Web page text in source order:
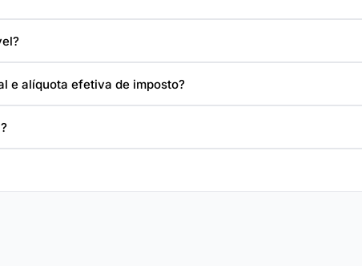
e alíquota efetiva de imposto?